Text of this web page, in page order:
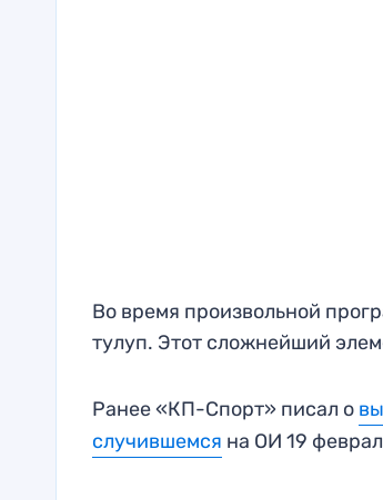
Во время произвольной
тулуп. Этот сложнейший
Ранее «КП-Спорт» писал о
случившемся на ОИ 19